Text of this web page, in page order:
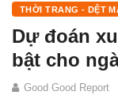
THỜI TRANG - DỆT
Dự đoán
bật cho
2023
Good Good Report